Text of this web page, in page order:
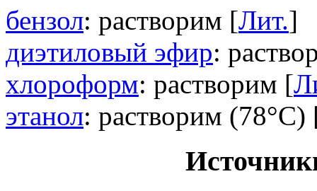
бензол: растворим [Лит.]
диэтиловый эфир:
хлороформ: растворим [
этанол: растворим (78°C)